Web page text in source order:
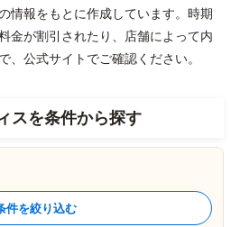
情報をもとに作成しています。時期
金が割引されたり、店舗によって内
、公式サイトでご確認ください。
スを条件から探す
件を絞り込む